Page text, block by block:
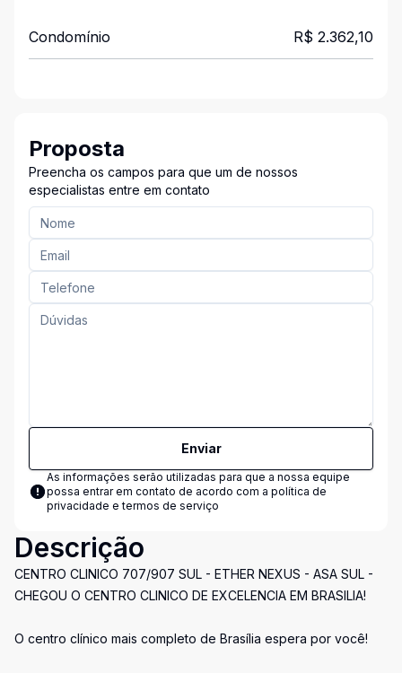
Condomínio R$ 2.362,10
Proposta
Preencha os campos para que um de nossos
especialistas entre em contato
Enviar
As informações serão utilizadas para que a nossa equipe
possa entrar em contato de acordo com a política de
privacidade e termos de serviço
Descrição
CENTRO CLINICO 707/907 SUL - ETHER NEXUS - ASA SUL -
CHEGOU O CENTRO CLINICO DE EXCELENCIA EM BRASILIA!
O centro clínico mais completo de Brasília espera por você!